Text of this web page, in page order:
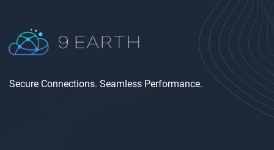
Secure Connections. Seamless Performance.